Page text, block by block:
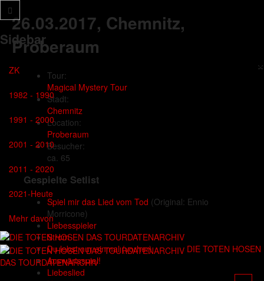
Sidebar
×
ZK
1982 - 1990
1991 - 2000
2001 - 2010
2011 - 2020
2021-Heute
Mehr davon
DIE TOTEN HOSEN
DAS TOURDATENARCHIV
26.03.2017, Chemnitz,
Proberaum
Tour:
Magical Mystery Tour
Stadt:
Chemnitz
Location:
Proberaum
Besucher:
ca. 65
Gespielte Setlist
Spiel mir das Lied vom Tod (Original: Ennio
Morricone)
Liebesspieler
Strom
Du lebst nur einmal (vorher)
Auswärtsspiel!
Liebeslied